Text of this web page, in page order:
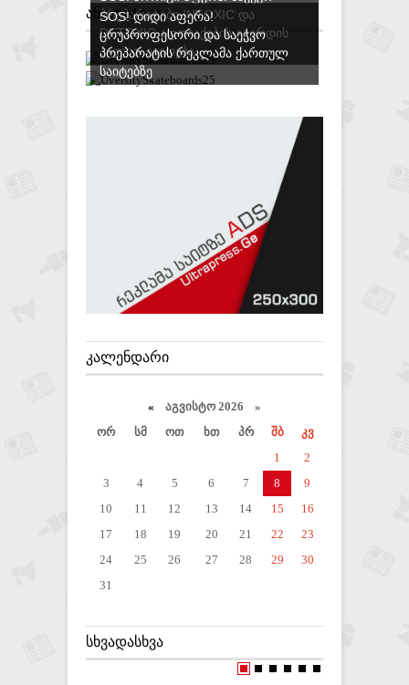
ᲐᲜᲐᲚᲘᲢᲘᲙᲐ
ᲞᲠᲔᲞᲐᲠᲐᲢᲔᲑᲘ INTOXIC ᲓᲐ
DETOXIC ᲐᲤᲗᲘᲐᲥᲔᲑᲘᲡ ᲒᲕᲔᲠᲓᲘᲡ
ᲐᲕᲚᲘᲗ ᲘᲧᲘᲓᲔᲑᲐ
SOS! ᲓᲘᲓᲘ ᲐᲤᲔᲠᲐ!
ᲪᲠᲣᲞᲠᲝᲤᲔᲡᲝᲠᲘ ᲓᲐ ᲡᲐᲔᲭᲕᲝ
ᲞᲠᲔᲞᲐᲠᲐᲢᲘᲡ ᲠᲔᲙᲚᲐᲛᲐ ᲥᲐᲠᲗᲣᲚ
ᲡᲐᲘᲢᲔᲑᲖᲔ
ᲙᲐᲚᲔᲜᲓᲐᲠᲘ
« აგვისტო 2026 »
ორ
სმ ოთ ხთ პრ შბ
კვ
1
2
3
4 5 6 7 8
9
10
11 12 13 14 15
16
17
18 19 20 21 22
23
24
25 26 27 28 29
30
31
ᲡᲮᲕᲐᲓᲐᲡᲮᲕᲐ